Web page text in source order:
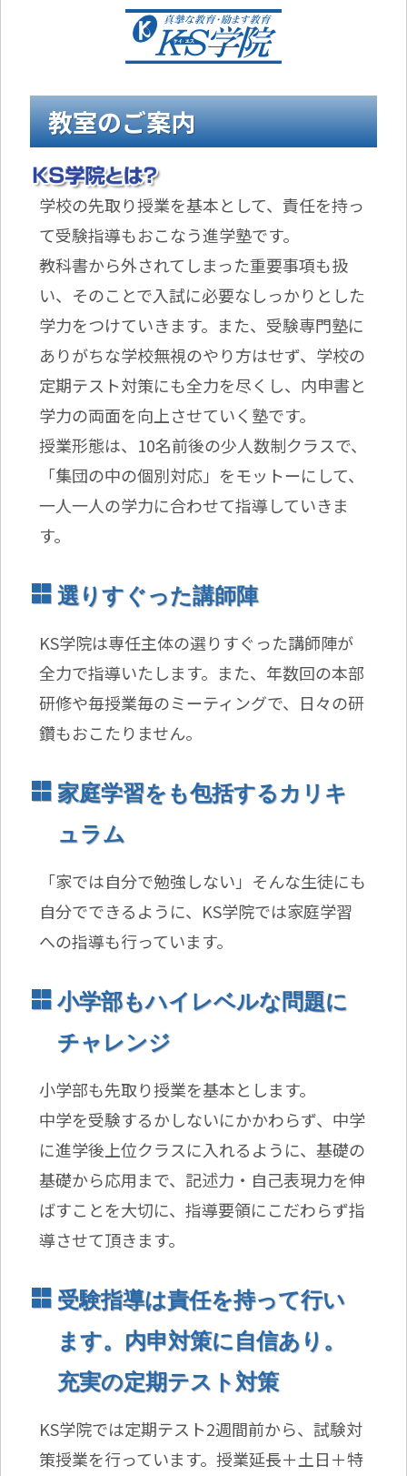
教室のご案内
学校の先取り授業を基本として、責任を持っ
て受験指導もおこなう進学塾です。
教科書から外されてしまった重要事項も扱
い、そのことで入試に必要なしっかりとした
学力をつけていきます。また、受験専門塾に
ありがちな学校無視のやり方はせず、学校の
定期テスト対策にも全力を尽くし、内申書と
学力の両面を向上させていく塾です。
授業形態は、10名前後の少人数制クラスで、
「集団の中の個別対応」をモットーにして、
一人一人の学力に合わせて指導していきま
す。
選りすぐった講師陣
KS学院は専任主体の選りすぐった講師陣が
全力で指導いたします。また、年数回の本部
研修や毎授業毎のミーティングで、日々の研
鑽もおこたりません。
家庭学習をも包括するカリキ
ュラム
「家では自分で勉強しない」そんな生徒にも
自分でできるように、KS学院では家庭学習
への指導も行っています。
小学部もハイレベルな問題に
チャレンジ
小学部も先取り授業を基本とします。
中学を受験するかしないにかかわらず、中学
に進学後上位クラスに入れるように、基礎の
基礎から応用まで、記述力・自己表現力を伸
ばすことを大切に、指導要領にこだわらず指
導させて頂きます。
受験指導は責任を持って行い
ます。内申対策に自信あり。
充実の定期テスト対策
KS学院では定期テスト2週間前から、試験対
策授業を行っています。授業延長＋土日＋特